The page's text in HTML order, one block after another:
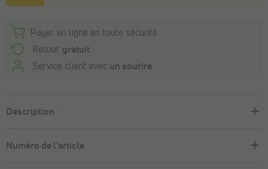
Payer en ligne en toute sécurité
Retour gratuit
Service client avec un sourire
Description
Numéro de l'article